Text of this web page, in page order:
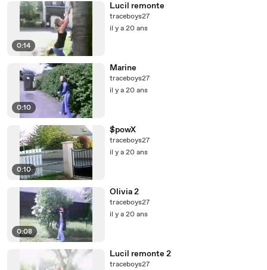
0:14
Lucil remonte
traceboys27
il y a 20 ans
0:10
Marine
traceboys27
il y a 20 ans
0:10
$powX
traceboys27
il y a 20 ans
0:08
Olivia 2
traceboys27
il y a 20 ans
Lucil remonte 2
traceboys27